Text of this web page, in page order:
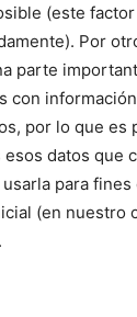
(este
Por
parte
con
por lo que es
datos que
para
(en nuestro